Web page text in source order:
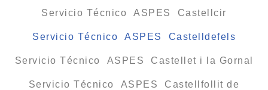
Servicio Técnico ASPES Castellcir
Servicio Técnico ASPES Castelldefels
Servicio Técnico ASPES Castellet i la Gornal
Servicio Técnico ASPES Castellfollit de